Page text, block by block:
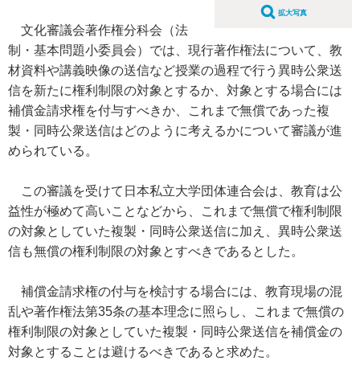
拡大写真
文化審議会著作権分科会（法
制・基本問題小委員会）では、現行著作権法について、教
材資料や講義映像の送信など授業の過程で行う異時公衆送
信を新たに権利制限の対象とするか、対象とする場合には
補償金請求権を付与すべきか、これまで無償であった複
製・同時公衆送信はどのように考えるかについて審議が進
められている。
この審議を受けて日本私立大学団体連合会は、教育は公
益性が極めて高いことなどから、これまで無償で権利制限
の対象としていた複製・同時公衆送信に加え、異時公衆送
信も無償の権利制限の対象とすべきであるとした。
補償金請求権の付与を検討する場合には、教育現場の混
乱や著作権法第35条の基本理念に照らし、これまで無償の
権利制限の対象としていた複製・同時公衆送信を補償金の
対象とすることは避けるべきであると求めた。